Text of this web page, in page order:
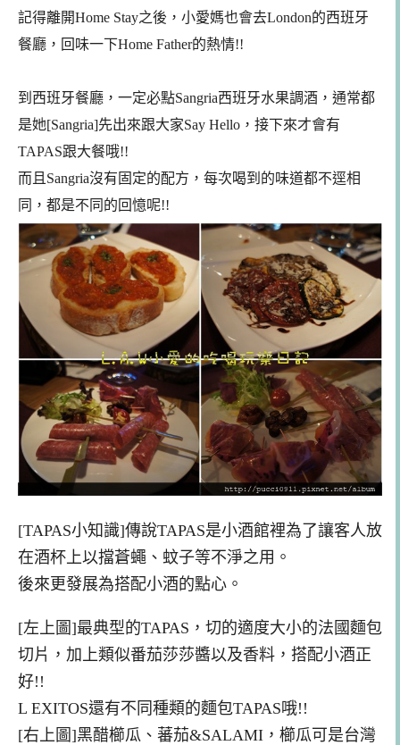
記得離開Home Stay之後，小愛媽也會去London的西班牙
餐廳，回味一下Home Father的熱情!!
到西班牙餐廳，一定必點Sangria西班牙水果調酒，通常都
是她[Sangria]先出來跟大家Say Hello，接下來才會有
TAPAS跟大餐哦!!
而且Sangria沒有固定的配方，每次喝到的味道都不逕相
同，都是不同的回憶呢!!
[TAPAS小知識]傳說TAPAS是小酒館裡為了讓客人放
在酒杯上以擋蒼蠅、蚊子等不淨之用。
後來更發展為搭配小酒的點心。
[左上圖]最典型的TAPAS，切的適度大小的法國麵包
切片，加上類似番茄莎莎醬以及香料，搭配小酒正
好!!
L EXITOS還有不同種類的麵包TAPAS哦!!
[右上圖]黑醋櫛瓜、蕃茄&SALAMI，櫛瓜可是台灣